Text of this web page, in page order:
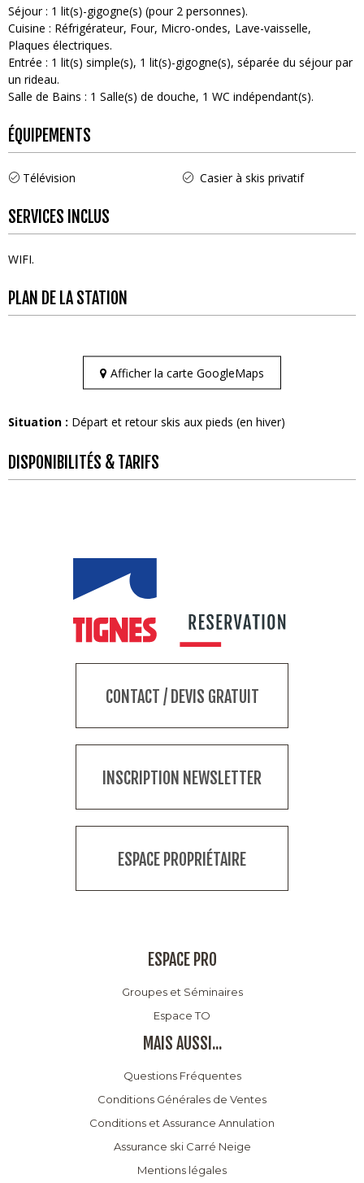
Séjour: 1 lit(s)-gigogne(s) (pour 2 personnes)
Cuisine : Réfrigérateur Four Micro-ondes Lave-vaisselle
Plaques électriques
Entrée : 1 lit(s) simple(s) 1 lit(s)-gigogne(s) séparée du séjour par
un rideau
Salle de Bains : 1 Salle(s) de douche 1 WC indépendant(s)
ÉQUIPEMENTS
Télévision Casier à skis privatif
SERVICES INCLUS
WIFI
PLAN DE LA STATION
Afficher la carte GoogleMaps
Situation : Départ et retour skis aux pieds (en hiver)
DISPONIBILITÉS & TARIFS
CONTACT / DEVIS GRATUIT
INSCRIPTION NEWSLETTER
ESPACE PROPRIÉTAIRE
ESPACE PRO
Groupes et Séminaires
Espace TO
MAIS AUSSI...
Questions Fréquentes
Conditions Générales de Ventes
Conditions et Assurance Annulation
Assurance ski Carré Neige
Mentions légales